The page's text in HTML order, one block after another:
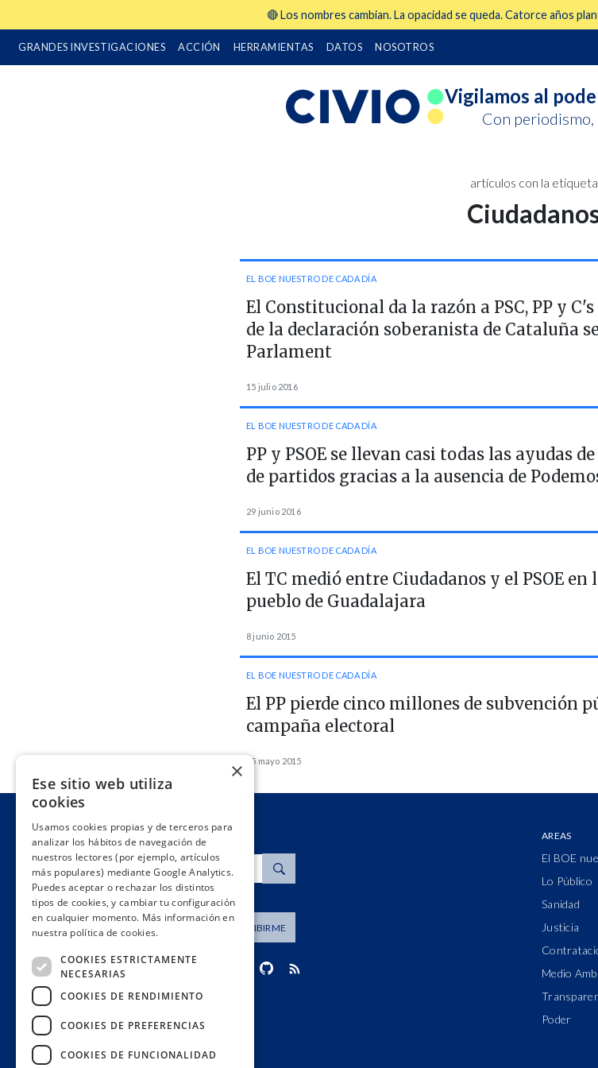
🔴 Los nombres cambian. La opacidad se queda. Catorce años
GRANDES INVESTIGACIONES ACCIÓN HERRAMIENTAS DATOS NOSOTROS
Vigilamos al
Con periodismo,
artículos con la etiqueta
EL BOE NUESTRO DE CADA DÍA
El Constitucional da la razón a PSC, PP y
de la declaración soberanista de Cataluña
Parlament
15 julio 2016
EL BOE NUESTRO DE CADA DÍA
PP y PSOE se llevan casi todas las ayudas
de partidos gracias a la ausencia de
29 junio 2016
EL BOE NUESTRO DE CADA DÍA
El TC medió entre Ciudadanos y el PSOE
pueblo de Guadalajara
8 junio 2015
EL BOE NUESTRO DE CADA DÍA
El PP pierde cinco millones de subvención
campaña electoral
25 mayo 2015
Buscar
Dirección de correo SUSCRIBIRME
contacto@civio.es
AREAS
El BOE
Lo Público
Sanidad
Justicia
Medio
Poder
×
Ese sitio web utiliza
cookies
Usamos cookies propias y de terceros para
analizar los hábitos de navegación de
nuestros lectores (por ejemplo, artículos
más populares) mediante Google Analytics.
Puedes aceptar o rechazar los distintos
tipos de cookies, y cambiar tu configuración
en cualquier momento. Más información en
nuestra política de cookies.
COOKIES ESTRICTAMENTE
NECESARIAS
COOKIES DE RENDIMIENTO
COOKIES DE PREFERENCIAS
COOKIES DE FUNCIONALIDAD